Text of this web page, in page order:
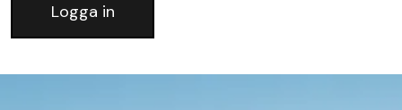
Logga in